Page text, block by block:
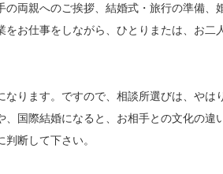
両親へのご挨拶、結婚式・旅行の準備、
お仕事をしながら、ひとりまたは、お二
ります。ですので、相談所選びは、やは
国際結婚になると、お相手との文化の違
断して下さい。